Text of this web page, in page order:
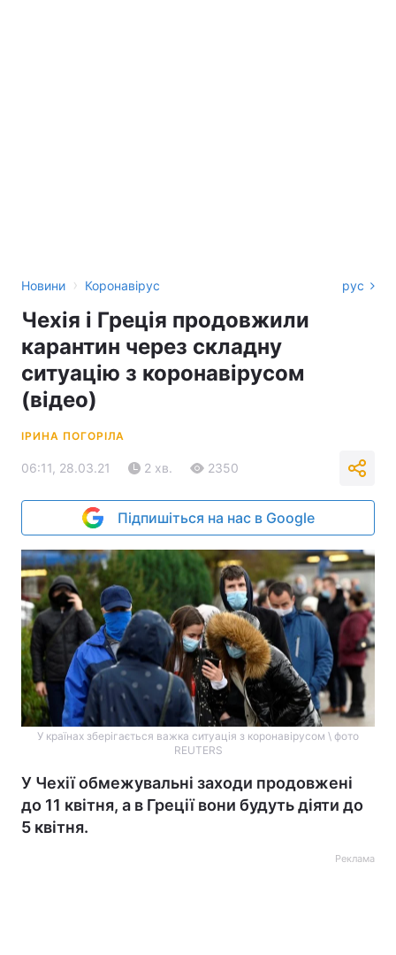
Новини › Коронавірус рус
Чехія і Греція продовжили
карантин через складну
ситуацію з коронавірусом
(відео)
ІРИНА ПОГОРІЛА
06:11, 28.03.21 2 хв. 2350
Підпишіться на нас в Google
У країнах зберігається важка ситуація з коронавірусом \ фото
REUTERS
У Чехії обмежувальні заходи продовжені
до 11 квітня, а в Греції вони будуть діяти до
5 квітня.
Реклама